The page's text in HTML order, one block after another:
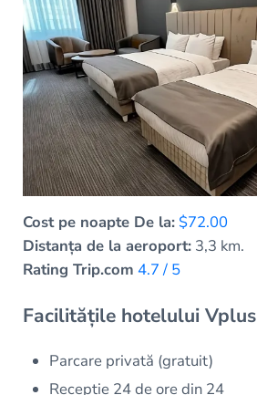
Cost pe noapte De la: $72.00
Distanța de la aeroport:3,3 km.
Rating Trip.com 4.7 / 5
Facilitățile hotelului Vplus
Parcare privată (gratuit)
Recepție 24 de ore din 24